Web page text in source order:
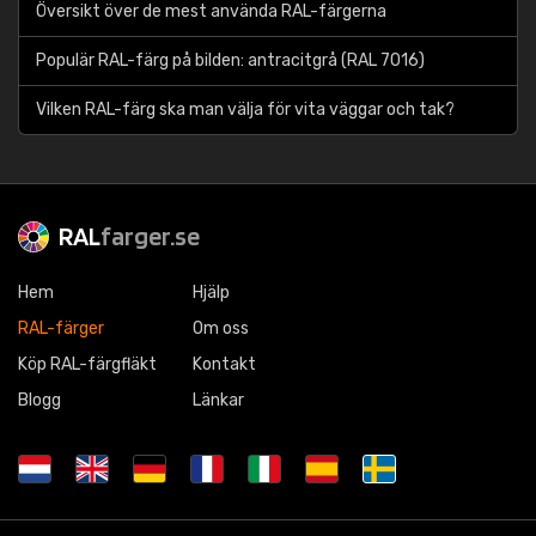
Översikt över de mest använda RAL-färgerna
Populär RAL-färg på bilden: antracitgrå (RAL 7016)
Vilken RAL-färg ska man välja för vita väggar och tak?
RALfarger.se
Hem
RAL-färger
Köp RAL-färgfläkt
Blogg
Hjälp
Om oss
Kontakt
Länkar